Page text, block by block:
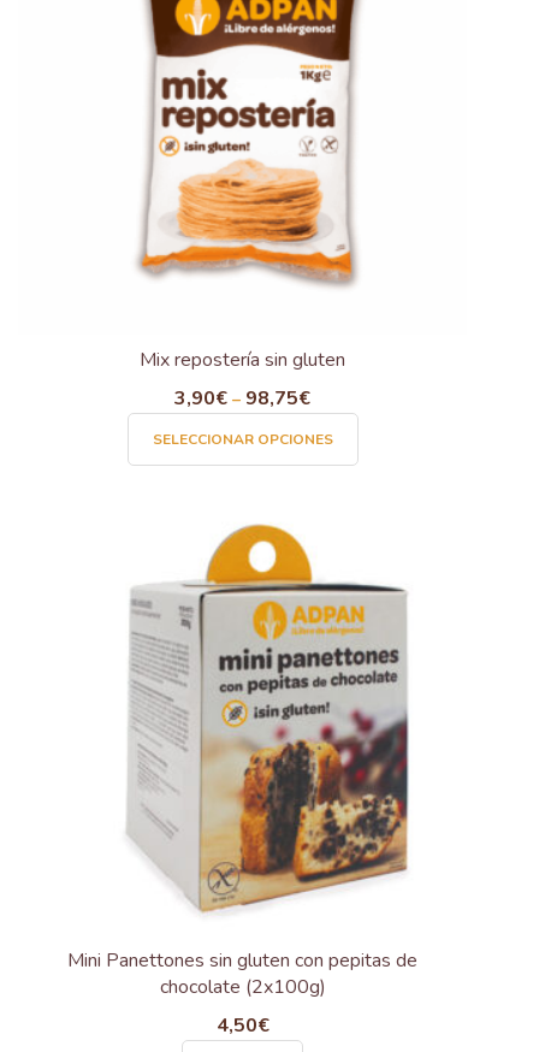
Mix repostería sin gluten
3,90€ – 98,75€
SELECCIONAR OPCIONES
producto
opciones
se
pueden
elegir
en
la
página
de
producto
Mini Panettones sin gluten con pepitas de
chocolate (2x100g)
4,50€